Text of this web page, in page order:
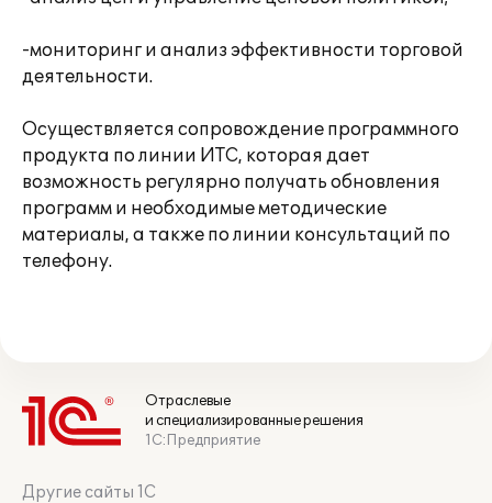
-мониторинг и анализ эффективности торговой
деятельности.
Осуществляется сопровождение программного
продукта по линии ИТС, которая дает
возможность регулярно получать обновления
программ и необходимые методические
материалы, а также по линии консультаций по
телефону.
Отраслевые
и специализированные решения
1С:Предприятие
Другие сайты 1С